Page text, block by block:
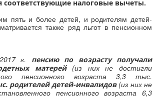
соответствующие налоговые вычеты.
пять и более детей, и родителям детей-
также ряд льгот в пенсионном
г.
пенсию по возрасту получали
матерей (из них не достигли
пенсионного возраста 3,3 тыс.
родителей детей-инвалидов(из них не
пенсионного возраста 6,3